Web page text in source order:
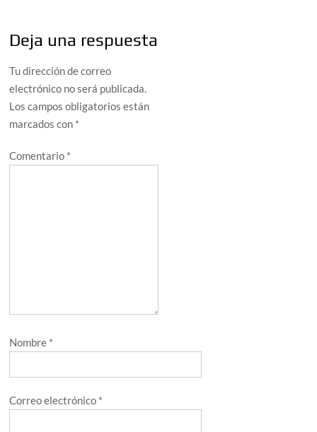
Deja una respuesta
Tu dirección de correo
electrónico no será publicada.
Los campos obligatorios están
marcados con *
Comentario *
Nombre *
Correo electrónico *